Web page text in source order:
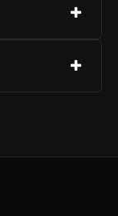
根据您的设
），同时